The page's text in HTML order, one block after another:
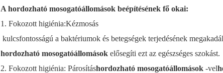
A hordozható mosogatóállomások beépítésének fő okai:
1. Fokozott higiénia:Kézmosás
kulcsfontosságú a baktériumok és betegségek terjedésének
hordozható mosogatóállomások elősegíti ezt az egészséges szokást.
2. Fokozott higiénia: Párosításhordozható mosogatóállomások -vel